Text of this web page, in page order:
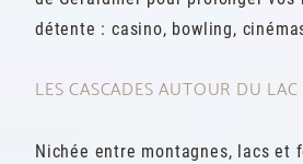
détente : casino, bowling,
LES CASCADES AUTOUR DU
Nichée entre montagnes, lacs et